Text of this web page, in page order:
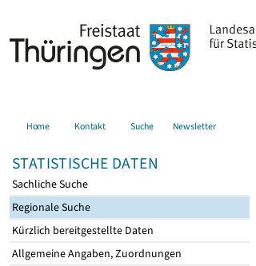
Home Kontakt Suche Newsletter
STATISTISCHE DATEN
Sachliche Suche
Regionale Suche
Kürzlich bereitgestellte Daten
Allgemeine Angaben, Zuordnungen